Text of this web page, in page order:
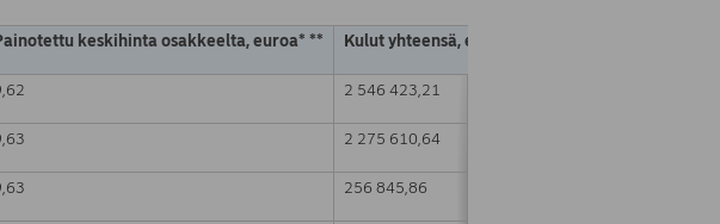
keskihinta osakkeelta, euroa* ** Kulut yhteensä, euroa * **
2 546 423,21
2 275 610,64
256 845,86